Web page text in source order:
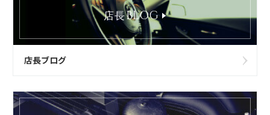
店長BLOG
店長ブログ